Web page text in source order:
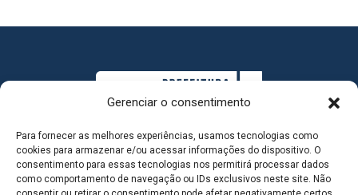
Gerenciar o consentimento
Para fornecer as melhores experiências, usamos tecnologias como
cookies para armazenar e/ou acessar informações do dispositivo. O
consentimento para essas tecnologias nos permitirá processar dados
como comportamento de navegação ou IDs exclusivos neste site. Não